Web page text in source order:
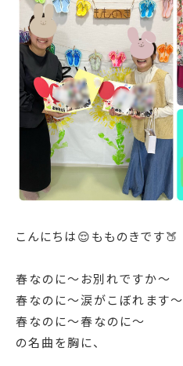
こんにちは😌もものきです🍑
春なのに〜お別れですか〜
春なのに〜涙がこぼれます〜
春なのに〜春なのに〜
の名曲を胸に、